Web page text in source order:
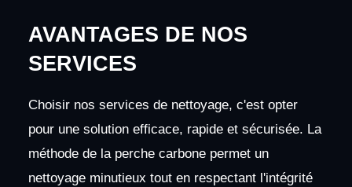
AVANTAGES DE NOS
SERVICES
Choisir nos services de nettoyage, c'est opter
pour une solution efficace, rapide et sécurisée. La
méthode de la perche carbone permet un
nettoyage minutieux tout en respectant l'intégrité